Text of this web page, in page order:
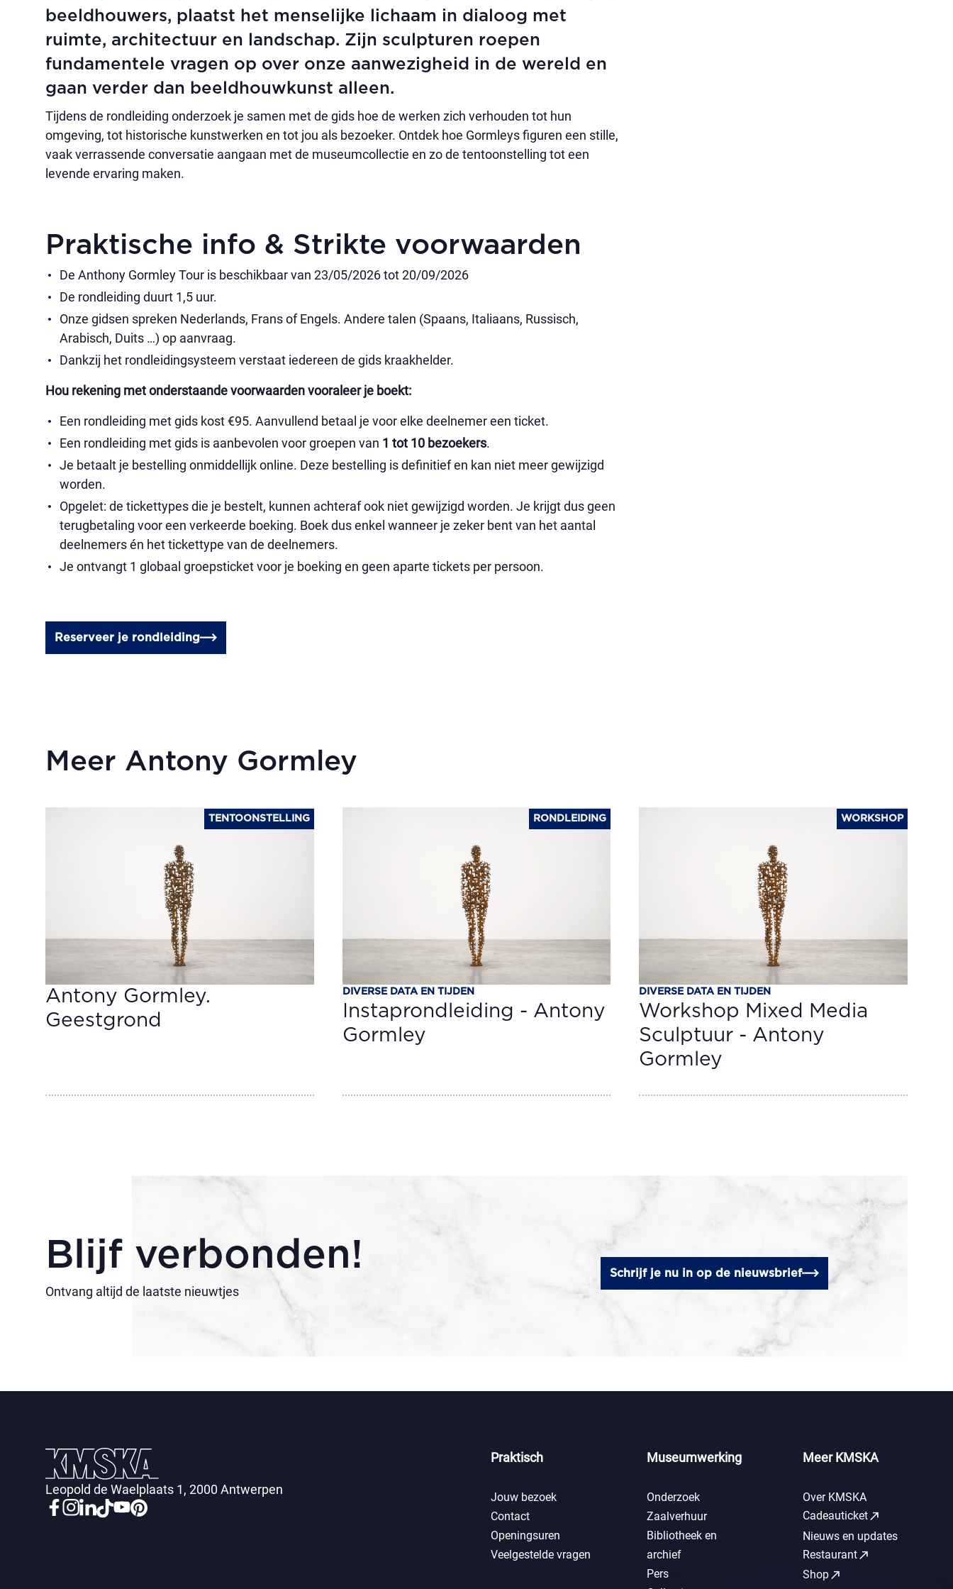
beeldhouwers, plaatst het menselijke lichaam in dialoog met
ruimte, architectuur en landschap. Zijn sculpturen roepen
fundamentele vragen op over onze aanwezigheid in de wereld en
gaan verder dan beeldhouwkunst alleen.
Tijdens de rondleiding onderzoek je samen met de gids hoe de werken zich verhouden tot hun
omgeving, tot historische kunstwerken en tot jou als bezoeker. Ontdek hoe Gormleys figuren een stille,
vaak verrassende conversatie aangaan met de museumcollectie en zo de tentoonstelling tot een
levende ervaring maken.
Praktische info & Strikte voorwaarden
De Anthony Gormley Tour is beschikbaar van 23/05/2026 tot 20/09/2026
De rondleiding duurt 1,5 uur.
Onze gidsen spreken Nederlands, Frans of Engels. Andere talen (Spaans, Italiaans, Russisch,
Arabisch, Duits …) op aanvraag.
Dankzij het rondleidingsysteem verstaat iedereen de gids kraakhelder.
Hou rekening met onderstaande voorwaarden vooraleer je boekt:
Een rondleiding met gids kost €95. Aanvullend betaal je voor elke deelnemer een ticket.
Een rondleiding met gids is aanbevolen voor groepen van 1 tot 10 bezoekers.
Je betaalt je bestelling onmiddellijk online. Deze bestelling is definitief en kan niet meer gewijzigd
worden.
Opgelet: de tickettypes die je bestelt, kunnen achteraf ook niet gewijzigd worden. Je krijgt dus geen
terugbetaling voor een verkeerde boeking. Boek dus enkel wanneer je zeker bent van het aantal
deelnemers én het tickettype van de deelnemers.
Je ontvangt 1 globaal groepsticket voor je boeking en geen aparte tickets per persoon.
Reserveer je rondleiding
Meer Antony Gormley
TENTOONSTELLING
Antony Gormley.
Geestgrond
RONDLEIDING
DIVERSE DATA EN TIJDEN
Instaprondleiding - Antony
Gormley
WORKSHOP
DIVERSE DATA EN TIJDEN
Workshop Mixed Media
Sculptuur - Antony
Gormley
Blijf verbonden!
Ontvang altijd de laatste nieuwtjes
Schrijf je nu in op de nieuwsbrief
Leopold de Waelplaats 1, 2000 Antwerpen
Praktisch
Jouw bezoek
Contact
Openingsuren
Veelgestelde vragen
Museumwerking
Onderzoek
Zaalverhuur
Bibliotheek en
archief
Pers
Meer KMSKA
Over KMSKA
Cadeauticketcall_made
Nieuws en updates
Restaurantcall_made
Shopcall_made